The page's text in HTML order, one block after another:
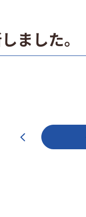
ました。